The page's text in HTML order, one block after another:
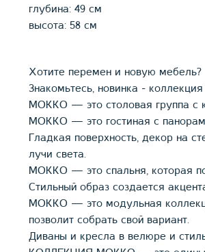
глубина: 49 см
высота: 58 см
Хотите перемен и новую мебель?
Знакомьтесь, новинка -
МОККО — это столовая группа с
МОККО — это гостиная с
Гладкая поверхность, декор на
лучи света.
МОККО — это спальня, которая
Стильный образ создается
МОККО — это модульная
позволит собрать свой вариант.
Диваны и кресла в велюре и